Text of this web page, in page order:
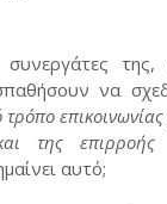
της,
να
της
αυτό;